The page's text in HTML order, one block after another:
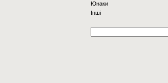
Юнаки
Інші